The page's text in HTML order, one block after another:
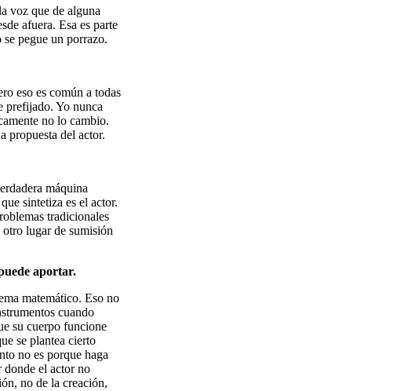
voz que de alguna
afuera. Esa es parte
pegue un porrazo.
eso es común a todas
prefijado. Yo nunca
no lo cambio.
propuesta del actor.
máquina
sintetiza es el actor.
tradicionales
otro lugar de sumisión
aportar.
matemático. Eso no
cuando
su cuerpo funcione
se plantea cierto
no es porque haga
donde el actor no
no de la creación,